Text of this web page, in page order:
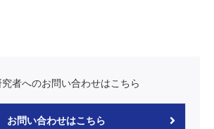
究者へのお問い合わせはこちら
お問い合わせはこちら